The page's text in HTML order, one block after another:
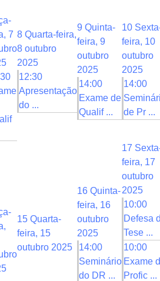
7 8 Quarta-feira,
8 outubro
2025
12:30
Apresentação
do ...
9 Quinta-
feira, 9
outubro
2025
14:00
Exame de
Qualif ...
10
feira, 10
outubro
2025
14:00
de Pr ...
15 Quarta-
feira, 15
outubro 2025
16 Quinta-
feira, 16
outubro
2025
14:00
Seminário
do DR ...
17
feira, 17
outubro
2025
10:00
Defesa
Tese ...
10:00
Exame
Profic ...